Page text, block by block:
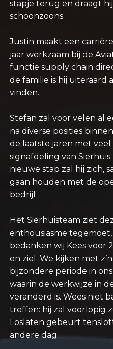
stapje terug en draagt
schoonzoons.
Justin maakt een
jaar werkzaam bij de
functie supply chain
de familie is hij uiteraard
vinden.
Stefan zal voor velen al
na diverse posities
de laatste jaren met veel
signafdeling van
nieuwe stap zal hij zich,
gaan houden met de
bedrijf.
Het Sierhuisteam ziet
enthousiasme
bedanken wij Kees voor
en ziel. We kijken met
bijzondere periode in
waarin de werkwijze in
veranderd is. Wees niet
treffen: hij zal voorlopig
Loslaten gebeurt
andere dag.